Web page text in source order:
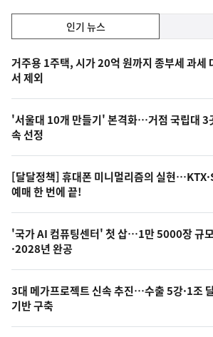
기,
최
신,
오
늘
의
영
상
오
늘
의
사
진
인기 뉴스
기
뉴
스
거주용 1주택, 시가 20억 원까지 종부세 과세
서 제외
'서울대 10개 만들기' 본격화…거점 국립대 3
속 선정
[달달정책] 휴대폰 미니멀리즘의 실현
예매 한 번에 끝!
'국가 AI 컴퓨팅센터' 첫 삽…1만 5000장 규
·2028년 완공
3대 메가프로젝트 신속 추진…수출 5강·1조
기반 구축